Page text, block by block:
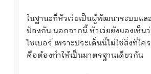
ในฐานะที่หัวเว่ยเป็นผู้พัฒนาระบบแ
ป้องกัน นอกจากนี้ หัวเว่ยยังมองเห็น
ไซเบอร์ เพราะประเด็นนี้ไม่ใช่สิ่งที่
คือต้องทำให้เป็นมาตรฐานเดียวกัน